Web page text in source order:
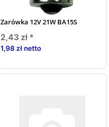
Zarówka 12V 21W BA15S
2,43 zł *
1,98 zł netto